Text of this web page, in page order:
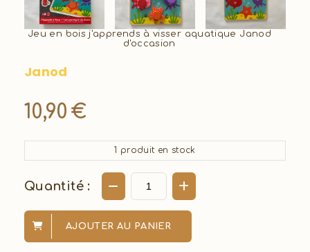
Jeu en bois j'apprends à visser aquatique Janod
d'occasion
Janod
10,90 €
1 produit en stock
Quantité :
AJOUTER AU PANIER